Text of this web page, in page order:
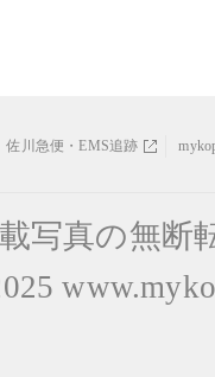
佐川急便・EMS追跡
写真の無断